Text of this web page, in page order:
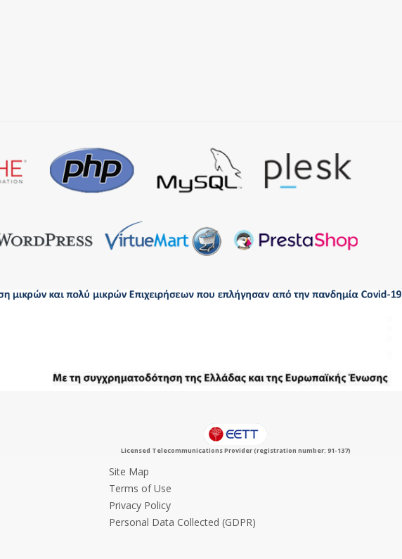
Licensed Telecommunications Provider (registration number: 91-137)
Site Map
Terms of Use
Privacy Policy
Personal Data Collected (GDPR)